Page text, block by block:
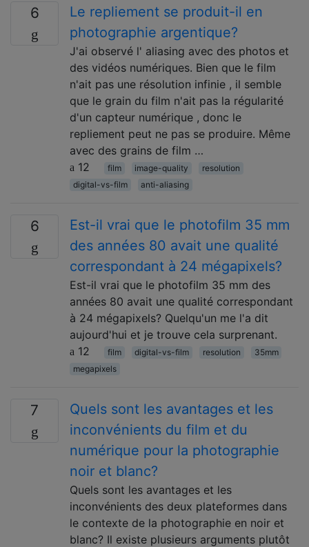
6
Le repliement se produit-il en
photographie argentique?
J'ai observé l' aliasing avec des photos et
des vidéos numériques. Bien que le film
n'ait pas une résolution infinie , il semble
que le grain du film n'ait pas la régularité
d'un capteur numérique , donc le
repliement peut ne pas se produire. Même
avec des grains de film …
12
film image-quality
resolution
digital-vs-film
anti-aliasing
6
Est-il vrai que le photofilm 35 mm
des années 80 avait une qualité
correspondant à 24 mégapixels?
Est-il vrai que le photofilm 35 mm des
années 80 avait une qualité correspondant
à 24 mégapixels? Quelqu'un me l'a dit
aujourd'hui et je trouve cela surprenant.
12
film digital-vs-film resolution
35mm
megapixels
7
Quels sont les avantages et les
inconvénients du film et du
numérique pour la photographie
noir et blanc?
Quels sont les avantages et les
inconvénients des deux plateformes dans
le contexte de la photographie en noir et
blanc? Il existe plusieurs arguments plutôt